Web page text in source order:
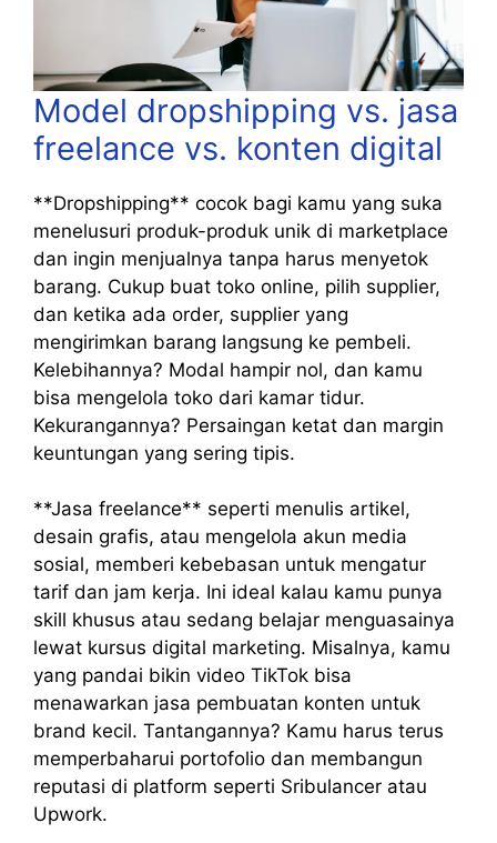
Model dropshipping vs. jasa
freelance vs. konten digital
**Dropshipping** cocok bagi kamu yang suka
menelusuri produk-produk unik di marketplace
dan ingin menjualnya tanpa harus menyetok
barang. Cukup buat toko online, pilih supplier,
dan ketika ada order, supplier yang
mengirimkan barang langsung ke pembeli.
Kelebihannya? Modal hampir nol, dan kamu
bisa mengelola toko dari kamar tidur.
Kekurangannya? Persaingan ketat dan margin
keuntungan yang sering tipis.
**Jasa freelance** seperti menulis artikel,
desain grafis, atau mengelola akun media
sosial, memberi kebebasan untuk mengatur
tarif dan jam kerja. Ini ideal kalau kamu punya
skill khusus atau sedang belajar menguasainya
lewat kursus digital marketing. Misalnya, kamu
yang pandai bikin video TikTok bisa
menawarkan jasa pembuatan konten untuk
brand kecil. Tantangannya? Kamu harus terus
memperbaharui portofolio dan membangun
reputasi di platform seperti Sribulancer atau
Upwork.